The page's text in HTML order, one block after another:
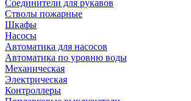
Соединители для рукавов
Стволы пожарные
Шкафы
Насосы
Автоматика для насосов
Автоматика по уровню воды
Механическая
Электрическая
Контроллеры